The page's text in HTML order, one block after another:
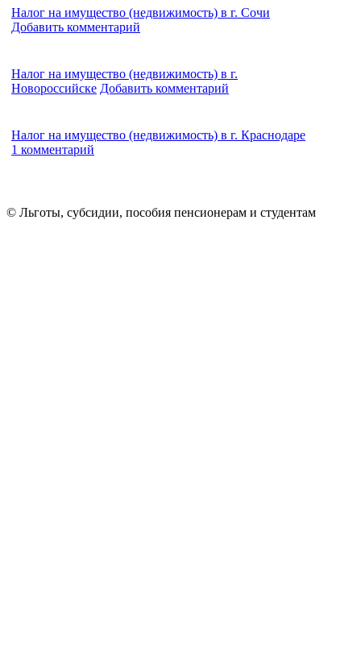
Налог на имущество (недвижимость) в г. Сочи
Добавить комментарий
Налог на имущество (недвижимость) в г.
Новороссийске Добавить комментарий
Налог на имущество (недвижимость) в г. Краснодаре
1 комментарий
© Льготы, субсидии, пособия пенсионерам и студентам